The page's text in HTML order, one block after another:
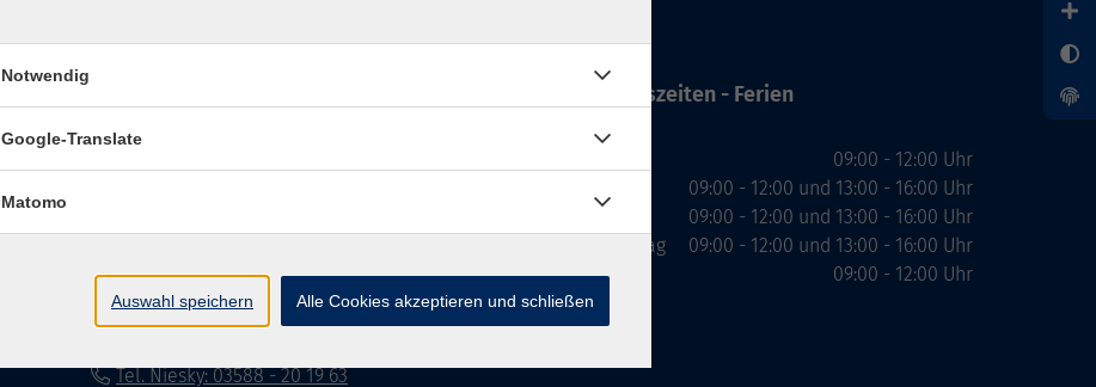
info@vhs-dle.de
Tel. Löbau: 03585 - 41 77 442
Tel. Zittau: 03585 - 41 77 448
Tel. Niesky: 03588 - 20 19 63
Öffnungszeiten - Ferien
Donnerstag
Freitag
09:00 - 12:00 Uhr
09:00 - 12:00 und 13:00 - 16:00 Uhr
09:00 - 12:00 und 13:00 - 16:00 Uhr
09:00 - 12:00 und 13:00 - 16:00 Uhr
09:00 - 12:00 Uhr
Notwendig
Google-Translate
Matomo
Auswahl speichern Alle Cookies akzeptieren und schließen